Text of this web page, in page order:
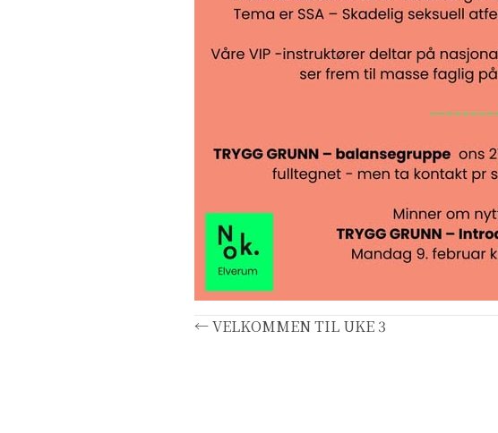
Posts
← VELKOMMEN TIL UKE 3